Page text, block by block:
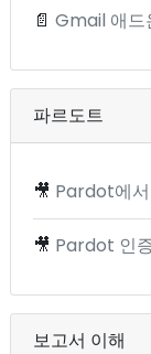
📄 Gmail 애드
파르도트
🎥 Pardot에서
🎥 Pardot 인
보고서 이해